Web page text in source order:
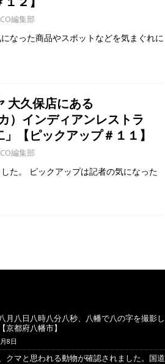
編集部
なった商品やスポットなどを気まぐれに
大久保店にある
）インディアンレストラ
【ピックアップ＃１１】
編集部
た。 ピックアップは記者の気になった
月八日八時八分八秒、八幡で八の字を撮影し
京都府八幡市】
8日
クマと思われる動物が確認されました。国道